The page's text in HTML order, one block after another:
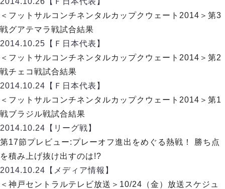
アリーナ情報
チケット情報
過去の記録
ポルセイド浜田
ミラクルスマイル新居浜
エスポラーダ北海道
バルドラール浦安
フウガドールすみだ
しながわシティ
立川アスレティックFC
ペスカドーラ町田
湘南ベルマーレ
ボアルース長野
名古屋オーシャンズ
シュライカー大阪
ボルクバレット北九州
バサジィ大分
FOLLOW US!
＜フットサルコンチネンタルカップクウェート2014＞第3
戦グアテマラ戦試合結果
2014.10.25 【Ｆ日本代表】
＜フットサルコンチネンタルカップクウェート2014＞第2
戦チェコ戦試合結果
2014.10.24 【Ｆ日本代表】
＜フットサルコンチネンタルカップクウェート2014＞第1
戦ブラジル戦試合結果
2014.10.24 【リーグ戦】
第17節プレビュー:プレーオフ進出をめぐる熱戦！ 勝ち点
を積み上げ抜け出すのは!?
2014.10.24 【メディア情報】
＜神戸セントラルテレビ放送＞10/24（金）放送スケジュ